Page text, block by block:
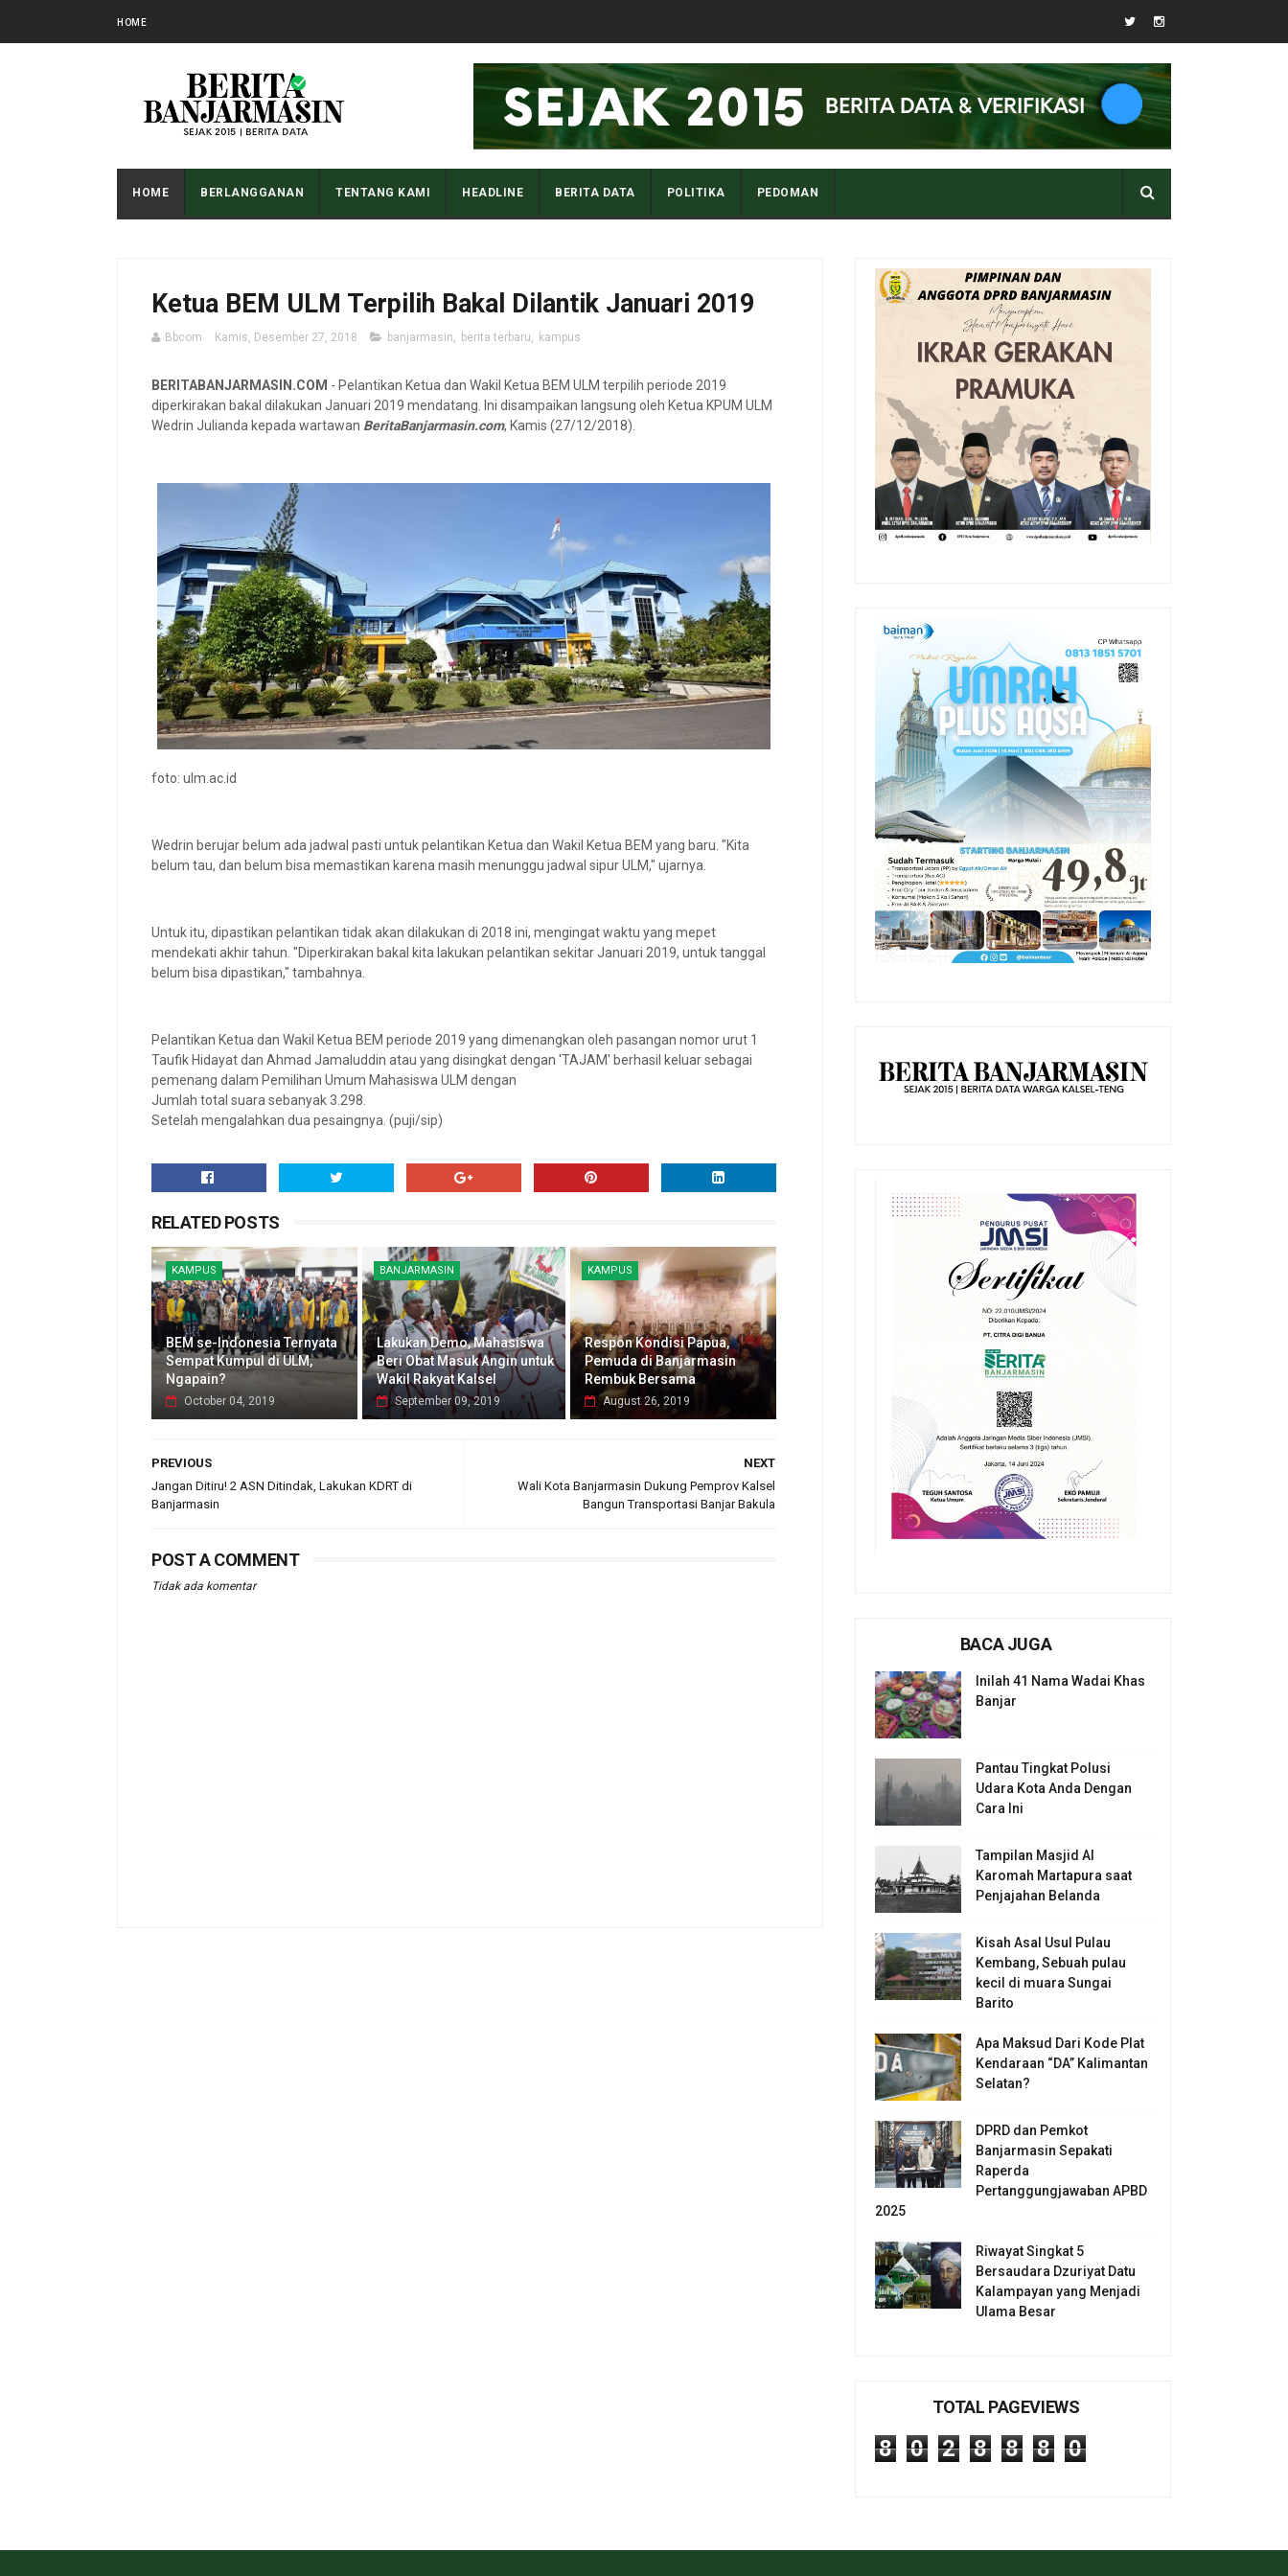
HOME
HOME BERLANGGANAN TENTANG KAMI HEADLINE BERITA DATA POLITIKA PEDOMAN
Ketua BEM ULM Terpilih Bakal Dilantik Januari 2019
Bbcom Kamis, Desember 27, 2018 banjarmasin, berita terbaru, kampus
BERITABANJARMASIN.COM - Pelantikan Ketua dan Wakil Ketua BEM ULM terpilih periode 2019
diperkirakan bakal dilakukan Januari 2019 mendatang. Ini disampaikan langsung oleh Ketua KPUM ULM
Wedrin Julianda kepada wartawan BeritaBanjarmasin.com, Kamis (27/12/2018).
foto: ulm.ac.id
Wedrin berujar belum ada jadwal pasti untuk pelantikan Ketua dan Wakil Ketua BEM yang baru. "Kita
belum tau, dan belum bisa memastikan karena masih menunggu jadwal sipur ULM," ujarnya.
Untuk itu, dipastikan pelantikan tidak akan dilakukan di 2018 ini, mengingat waktu yang mepet
mendekati akhir tahun. "Diperkirakan bakal kita lakukan pelantikan sekitar Januari 2019, untuk tanggal
belum bisa dipastikan," tambahnya.
Pelantikan Ketua dan Wakil Ketua BEM periode 2019 yang dimenangkan oleh pasangan nomor urut 1
Taufik Hidayat dan Ahmad Jamaluddin atau yang disingkat dengan 'TAJAM' berhasil keluar sebagai
pemenang dalam Pemilihan Umum Mahasiswa ULM dengan
Jumlah total suara sebanyak 3.298.
Setelah mengalahkan dua pesaingnya. (puji/sip)
RELATED POSTS
KAMPUS
BEM se-Indonesia Ternyata
Sempat Kumpul di ULM,
Ngapain?
October 04, 2019
BANJARMASIN
Lakukan Demo, Mahasiswa
Beri Obat Masuk Angin untuk
Wakil Rakyat Kalsel
September 09, 2019
KAMPUS
Respon Kondisi Papua,
Pemuda di Banjarmasin
Rembuk Bersama
August 26, 2019
NEXT
Wali Kota Banjarmasin Dukung Pemprov Kalsel
Bangun Transportasi Banjar Bakula
PREVIOUS
Jangan Ditiru! 2 ASN Ditindak, Lakukan KDRT di
Banjarmasin
POST A COMMENT
Tidak ada komentar
BACA JUGA
Inilah 41 Nama Wadai Khas
Banjar
Pantau Tingkat Polusi
Udara Kota Anda Dengan
Cara Ini
Tampilan Masjid Al
Karomah Martapura saat
Penjajahan Belanda
Kisah Asal Usul Pulau
Kembang, Sebuah pulau
kecil di muara Sungai
Barito
Apa Maksud Dari Kode Plat
Kendaraan “DA” Kalimantan
Selatan?
DPRD dan Pemkot
Banjarmasin Sepakati
Raperda
Pertanggungjawaban APBD
2025
Riwayat Singkat 5
Bersaudara Dzuriyat Datu
Kalampayan yang Menjadi
Ulama Besar
TOTAL PAGEVIEWS
8 0 2 8 8 8 0